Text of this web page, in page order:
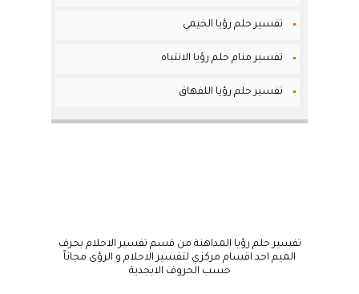
تفسير حلم رؤيا الخيمي
تفسير منام حلم رؤيا الانتباه
تفسير حلم رؤيا اللفهاق
تفسير حلم رؤيا المداهنة من قسم تفسير الاحلام بحرف
الميم احد اقسام مركزي لتفسير الاحلام و الرؤى مجاناً
حسب الحروف الابجدية